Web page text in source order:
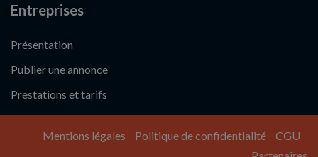
Entreprises
Présentation
Publier une annonce
Prestations et tarifs
Mentions légales Politique de confidentialité
CGU